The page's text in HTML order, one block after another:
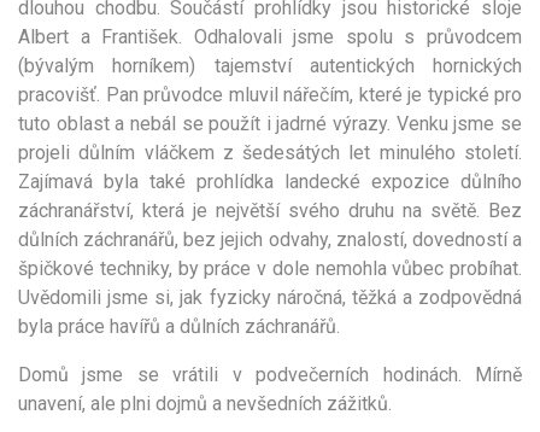
dlouhou chodbu. Součástí prohlídky jsou historické sloje
Albert a František. Odhalovali jsme spolu s průvodcem
(bývalým horníkem) tajemství autentických hornických
pracovišť. Pan průvodce mluvil nářečím, které je typické pro
tuto oblast a nebál se použít i jadrné výrazy. Venku jsme se
projeli důlním vláčkem z šedesátých let minulého století.
Zajímavá byla také prohlídka landecké expozice důlního
záchranářství, která je největší svého druhu na světě. Bez
důlních záchranářů, bez jejich odvahy, znalostí, dovedností a
špičkové techniky, by práce v dole nemohla vůbec probíhat.
Uvědomili jsme si, jak fyzicky náročná, těžká a zodpovědná
byla práce havířů a důlních záchranářů.
Domů jsme se vrátili v podvečerních hodinách. Mírně
unavení, ale plni dojmů a nevšedních zážitků.